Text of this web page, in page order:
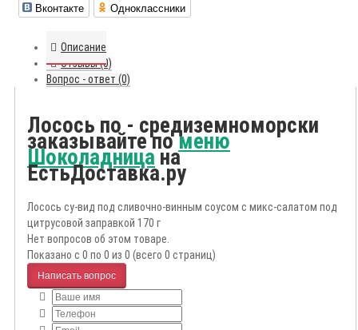
Вконтакте Одноклассники
Описание
Отзывы (0)
Вопрос - ответ (0)
Лосось по - средиземноморски
заказывайте поменю
Шоколадницана
ЕстьДоставка.ру
Лосось су-вид под сливочно-винным соусом с микс-салатом под
цитрусовой заправкой 170 г
Нет вопросов об этом товаре.
Показано с 0 по 0 из 0 (всего 0 страниц)
Написать вопрос